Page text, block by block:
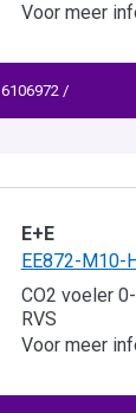
Voor meer
6106972 /
E+E
EE872-M10-
CO2 voeler
RVS
Voor meer